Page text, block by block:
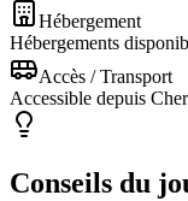
Hébergement
Hébergements
Accès / Transport
Accessible depuis
Conseils du